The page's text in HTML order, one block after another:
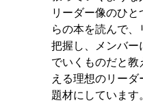
リーダー像のひ
らの本を読んで
把握し、メンバー
でいくものだと
える理想のリー
題材にしていま